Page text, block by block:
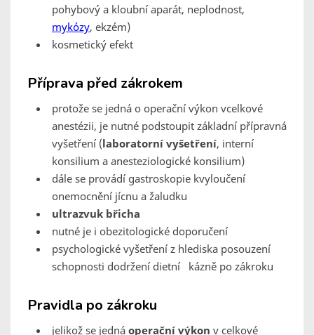
pohybový a kloubní aparát, neplodnost,
mykózy, ekzém)
kosmetický efekt
Příprava před zákrokem
protože se jedná o operační výkon vcelkové
anestézii, je nutné podstoupit základní přípravná
vyšetření (laboratorní vyšetření, interní
konsilium a anesteziologické konsilium)
dále se provádí gastroskopie kvyloučení
onemocnění jícnu a žaludku
ultrazvuk břicha
nutné je i obezitologické doporučení
psychologické vyšetření z hlediska posouzení
schopnosti dodržení dietní kázně po zákroku
Pravidla po zákroku
jelikož se jedná operační výkon v celkové